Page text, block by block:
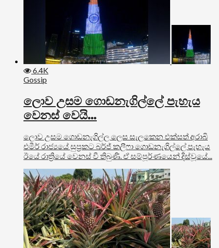
6.4K
Gossip
ලොව උසම ගොඩනැගිල්ලේ පැහැය
වෙනස් වෙයි…
ලොව උසම ගොඩනැගිල්ල ලෙස සැලකෙන එක්සත් අරාබි
එමීර් රාජ්‍යයේ සුප්‍රකට බර්ජ් කලීෆා ගොඩනැගිල්ලේ පැහැය
ඊයේ රාත්‍රියේ වෙනස් වී තිබුණි. ඒ සම්පූර්ණයෙන් දිස්වූයේ...